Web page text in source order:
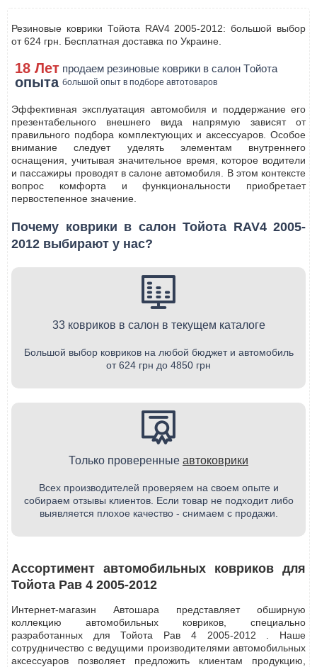
Резиновые коврики Тойота RAV4 2005-2012: большой выбор
от 624 грн. Бесплатная доставка по Украине.
18 Лет продаем резиновые коврики в салон Tойота
опыта большой опыт в подборе автотоваров
Эффективная эксплуатация автомобиля и поддержание его
презентабельного внешнего вида напрямую зависят от
правильного подбора комплектующих и аксессуаров. Особое
внимание следует уделять элементам внутреннего
оснащения, учитывая значительное время, которое водители
и пассажиры проводят в салоне автомобиля. В этом контексте
вопрос комфорта и функциональности приобретает
первостепенное значение.
Почему коврики в салон Тойота RAV4 2005-
2012 выбирают у нас?
33 ковриков в салон в текущем каталоге
Большой выбор ковриков на любой бюджет и автомобиль
от 624 грн до 4850 грн
Только проверенные автоковрики
Всех производителей проверяем на своем опыте и
собираем отзывы клиентов. Если товар не подходит либо
выявляется плохое качество - снимаем с продажи.
Ассортимент автомобильных ковриков для
Тойота Рав 4 2005-2012
Интернет-магазин Автошара представляет обширную
коллекцию автомобильных ковриков, специально
разработанных для Тойота Рав 4 2005-2012 . Наше
сотрудничество с ведущими производителями автомобильных
аксессуаров позволяет предложить клиентам продукцию,